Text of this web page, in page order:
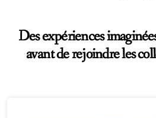
Des expériences
avant de rejoindre les